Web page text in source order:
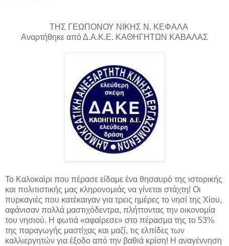
ΤΗΣ ΓΕΩΠΟΝΟΥ ΝΙΚΗΣ Ν. ΚΕΦΑΛΑ
Αναρτήθηκε από Δ.Α.Κ.Ε. ΚΑΘΗΓΗΤΩΝ ΚΑΒΑΛΑΣ
Το Καλοκαίρι που πέρασε είδαμε ένα θησαυρό της ιστορικής
και πολιτιστικής μας κληρονομιάς να γίνεται στάχτη! Οι
πυρκαγιές που κατέκαιγαν για τρεις ημέρες το νησί της Χίου,
αφάνισαν πολλά μαστιχόδεντρα, πλήττοντας την οικονομία
του νησιού. Η φωτιά «αφαίρεσε» στο πέρασμα της το 53%
της παραγωγής μαστίχας και μαζί, τις ελπίδες των
καλλιεργητών για έξοδο από την βαθιά κρίση! Η αναγέννηση